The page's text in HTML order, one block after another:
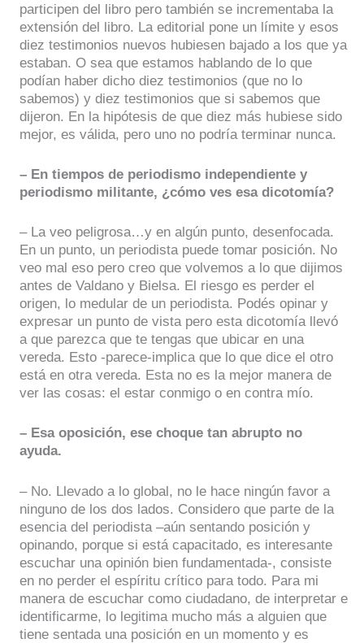
participen del libro pero también se incrementaba la
extensión del libro. La editorial pone un límite y esos
diez testimonios nuevos hubiesen bajado a los que ya
estaban. O sea que estamos hablando de lo que
podían haber dicho diez testimonios (que no lo
sabemos) y diez testimonios que si sabemos que
dijeron. En la hipótesis de que diez más hubiese sido
mejor, es válida, pero uno no podría terminar nunca.
– En tiempos de periodismo independiente y
periodismo militante, ¿cómo ves esa dicotomía?
– La veo peligrosa…y en algún punto, desenfocada.
En un punto, un periodista puede tomar posición. No
veo mal eso pero creo que volvemos a lo que dijimos
antes de Valdano y Bielsa. El riesgo es perder el
origen, lo medular de un periodista. Podés opinar y
expresar un punto de vista pero esta dicotomía llevó
a que parezca que te tengas que ubicar en una
vereda. Esto -parece-implica que lo que dice el otro
está en otra vereda. Esta no es la mejor manera de
ver las cosas: el estar conmigo o en contra mío.
– Esa oposición, ese choque tan abrupto no
ayuda.
– No. Llevado a lo global, no le hace ningún favor a
ninguno de los dos lados. Considero que parte de la
esencia del periodista –aún sentando posición y
opinando, porque si está capacitado, es interesante
escuchar una opinión bien fundamentada-, consiste
en no perder el espíritu crítico para todo. Para mi
manera de escuchar como ciudadano, de interpretar e
identificarme, lo legitima mucho más a alguien que
tiene sentada una posición en un momento y es